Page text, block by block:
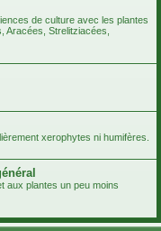
de culture avec les plantes
Aracées, Strelitziacées,
xerophytes ni humifères.
aux plantes un peu moins